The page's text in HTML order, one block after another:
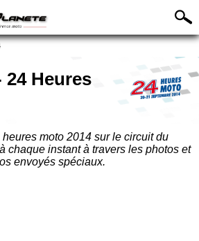
24 Heures
moto 2014 sur le circuit du
chaque instant à travers les photos et
envoyés spéciaux.